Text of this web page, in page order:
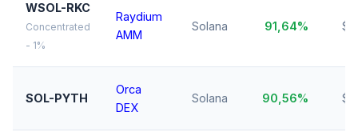
WSOL-RKC
Concentrated
- 1%
Raydium
AMM
Solana 91,64%
SOL-PYTH
Orca
DEX
Solana 90,56%